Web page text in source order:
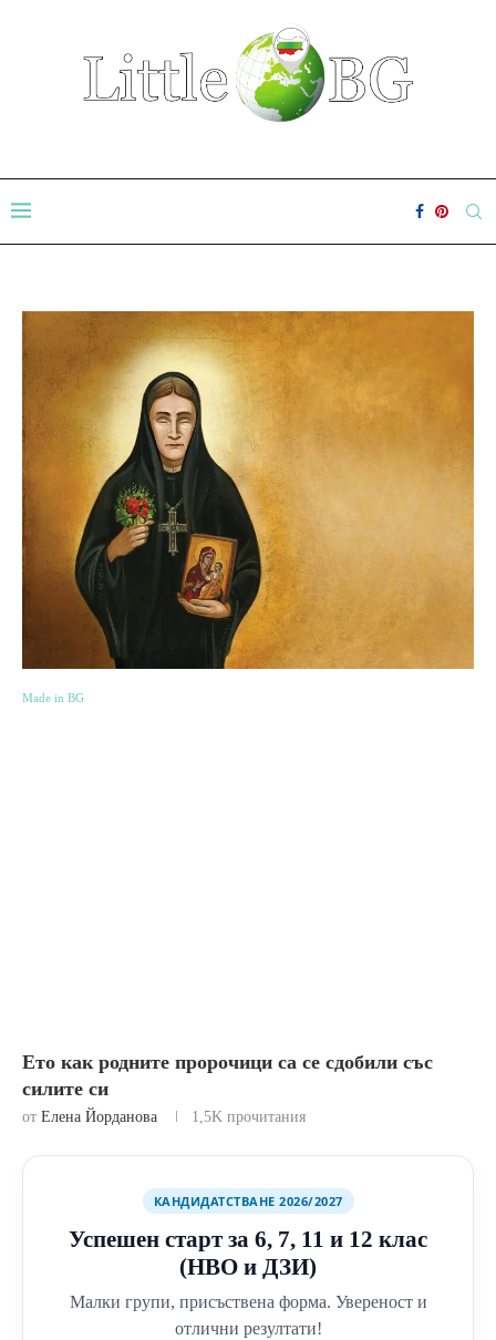
Made in BG
Ето как родните пророчици са се сдобили със
силите си
от Елена Йорданова 1,5K прочитания
КАНДИДАТСТВАНЕ 2026/2027
Успешен старт за 6, 7, 11 и 12 клас
(НВО и ДЗИ)
Малки групи, присъствена форма. Увереност и
отлични резултати!